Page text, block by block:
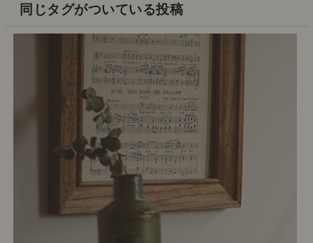
同じタグがついている投稿